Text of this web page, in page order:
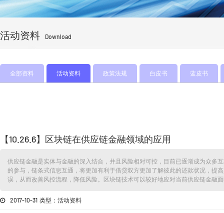
活动资料 Download
全部资料 活动资料 政策法规 白皮书 蓝皮书
【10.26.6】区块链在供应链金融领域的应用
供应链金融是实体与金融的深入结合，并且风险相对可控，目前已逐渐成为众多
的参与，链条式信息互通，将更加有利于借贷双方更加了解彼此的还款状况，提
误，从而改善风控流程，降低风险。区块链技术可以较好地应对当前供应链金融
2017-10-31 类型：活动资料